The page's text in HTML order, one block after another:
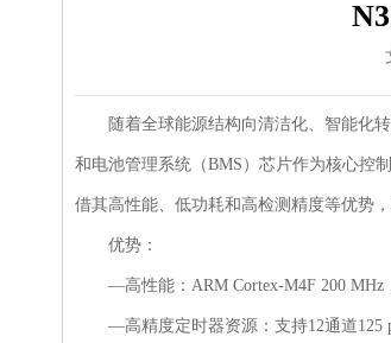
随着全球能源结构向清洁化、智能化转
和电池管理系统（BMS）芯片作为核心控
借其高性能、低功耗和高检测精度等优势
优势：
—高性能：ARM Cortex-M4F 200 MHz，
—高精度定时器资源：支持12通道125